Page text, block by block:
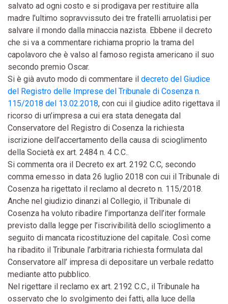
salvato ad ogni costo e si prodigava per restituire alla
madre l’ultimo sopravvissuto dei tre fratelli arruolatisi per
salvare il mondo dalla minaccia nazista. Ebbene il decreto
che si va a commentare richiama proprio la trama del
capolavoro che è valso al famoso regista americano il suo
secondo premio Oscar.
Si è già avuto modo di commentare il decreto del Giudice
del Registro delle Imprese del Tribunale di Cosenza n.
115/2018 del 13.02.2018, con cui il giudice adito rigettava il
ricorso di un’impresa a cui era stata denegata dal
Conservatore del Registro di Cosenza la richiesta
iscrizione dell’accertamento della causa di scioglimento
della Società ex art. 2484 n. 4 C.C..
Si commenta ora il Decreto ex art. 2192 C.C, secondo
comma emesso in data 26 luglio 2018 con cui il Tribunale di
Cosenza ha rigettato il reclamo al decreto n. 115/2018.
Anche nel giudizio dinanzi al Collegio, il Tribunale di
Cosenza ha voluto ribadire l’importanza dell’iter formale
previsto dalla legge per l’iscrivibilità dello scioglimento a
seguito di mancata ricostituzione del capitale. Così come
ha ribadito il Tribunale l’arbitraria richiesta formulata dal
Conservatore all’ impresa di depositare un verbale redatto
mediante atto pubblico.
Nel rigettare il reclamo ex art. 2192 C.C., il Tribunale ha
osservato che lo svolgimento dei fatti, alla luce della